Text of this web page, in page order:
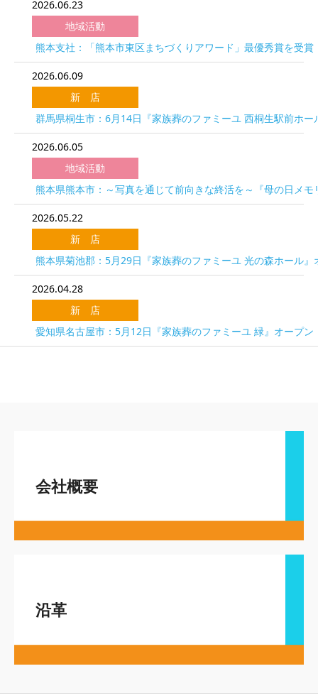
2026.06.23
地域活動
熊本支社：「熊本市東区まちづくりアワード」最優秀賞を受賞
2026.06.09
新 店
群馬県桐生市：6月14日『家族葬のファミーユ 西桐生駅前ホー
2026.06.05
地域活動
熊本県熊本市：～写真を通じて前向きな終活を～『母の日メ
2026.05.22
新 店
熊本県菊池郡：5月29日『家族葬のファミーユ 光の森ホール』
2026.04.28
新 店
愛知県名古屋市：5月12日『家族葬のファミーユ 緑』オープン
会社概要
沿革